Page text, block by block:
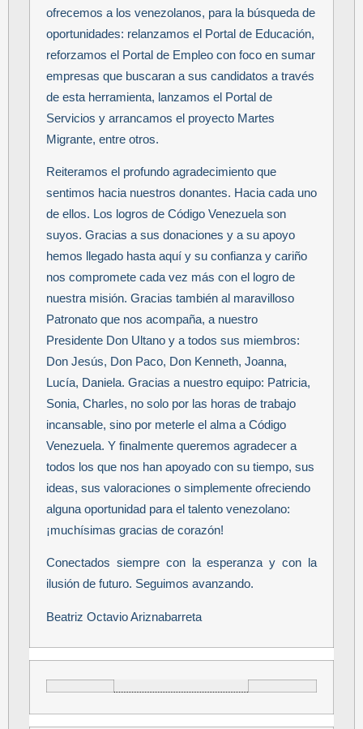
ofrecemos a los venezolanos, para la búsqueda de
oportunidades: relanzamos el Portal de Educación,
reforzamos el Portal de Empleo con foco en sumar
empresas que buscaran a sus candidatos a través
de esta herramienta, lanzamos el Portal de
Servicios y arrancamos el proyecto Martes
Migrante, entre otros.
Reiteramos el profundo agradecimiento que
sentimos hacia nuestros donantes. Hacia cada uno
de ellos. Los logros de Código Venezuela son
suyos. Gracias a sus donaciones y a su apoyo
hemos llegado hasta aquí y su confianza y cariño
nos compromete cada vez más con el logro de
nuestra misión. Gracias también al maravilloso
Patronato que nos acompaña, a nuestro
Presidente Don Ultano y a todos sus miembros:
Don Jesús, Don Paco, Don Kenneth, Joanna,
Lucía, Daniela. Gracias a nuestro equipo: Patricia,
Sonia, Charles, no solo por las horas de trabajo
incansable, sino por meterle el alma a Código
Venezuela. Y finalmente queremos agradecer a
todos los que nos han apoyado con su tiempo, sus
ideas, sus valoraciones o simplemente ofreciendo
alguna oportunidad para el talento venezolano:
¡muchísimas gracias de corazón!
Conectados siempre con la esperanza y con la
ilusión de futuro. Seguimos avanzando.
Beatriz Octavio Ariznabarreta